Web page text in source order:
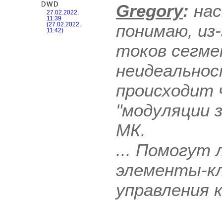
DWD
27.02.2022,
11:39
(27.02.2022,
11:42)
Gregory:
понимаю,
токов
"модуляции
МК.
... Помогут
элементы-
управления